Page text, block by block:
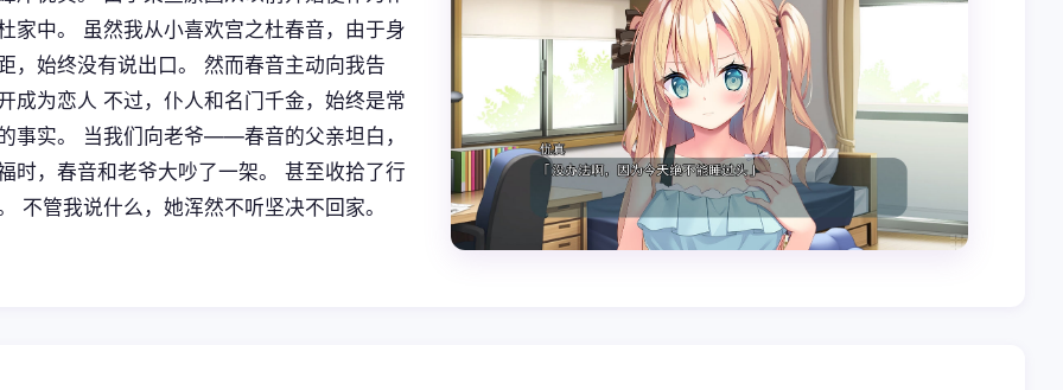
家中。 虽然我从小喜欢宫之杜春音，由于身
，始终没有说出口。 然而春音主动向我告
成为恋人 不过，仆人和名门千金，始终是常
事实。 当我们向老爷——春音的父亲坦白，
时，春音和老爷大吵了一架。 甚至收拾了行
不管我说什么，她浑然不听坚决不回家。